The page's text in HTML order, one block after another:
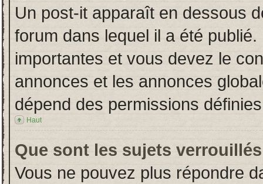
Un post-it apparaît en dessous
forum dans lequel il a été
importantes et vous devez le
annonces et les annonces
dépend des permissions
Haut
Que sont les sujets
Vous ne pouvez plus répondre